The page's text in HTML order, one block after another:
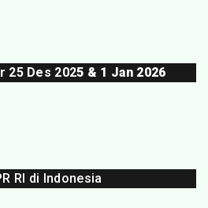
25 Des 2025 & 1 Jan 2026
RI di Indonesia